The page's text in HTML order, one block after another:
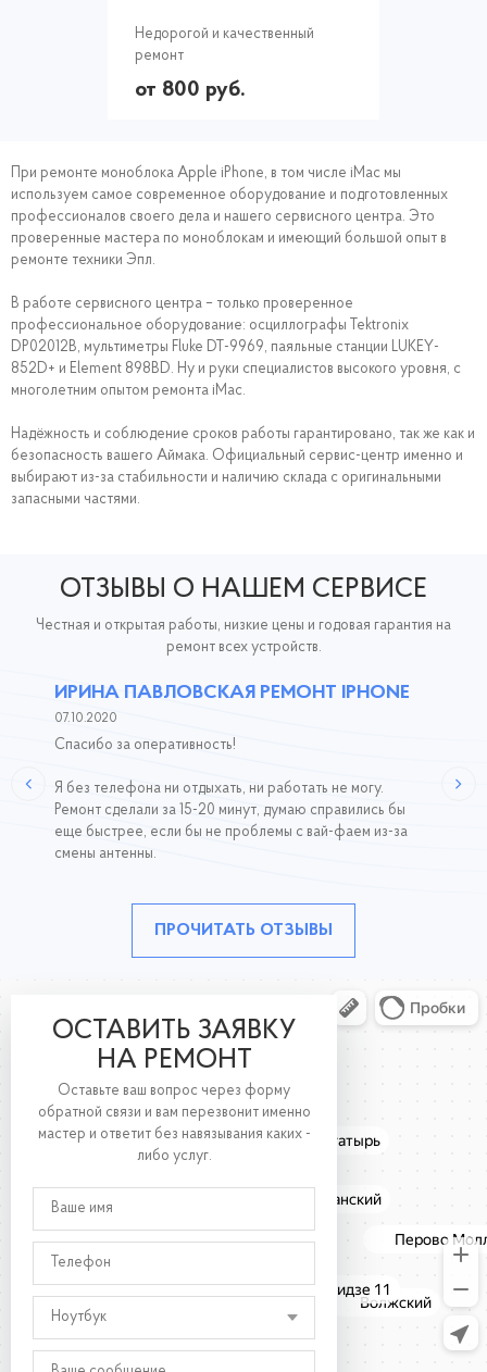
Недорогой и качественный
ремонт
от 800 руб.
При ремонте моноблока Apple iPhone, в том числе iMac мы
используем самое современное оборудование и подготовленных
профессионалов своего дела и нашего сервисного центра. Это
проверенные мастера по моноблокам и имеющий большой опыт в
ремонте техники Эпл.
В работе сервисного центра – только проверенное
профессиональное оборудование: осциллографы Tektronix
DP02012B, мультиметры Fluke DT-9969, паяльные станции LUKEY-
852D+ и Element 898BD. Ну и руки специалистов высокого уровня, с
многолетним опытом ремонта iMac.
Надёжность и соблюдение сроков работы гарантировано, так же как и
безопасность вашего Аймака. Официальный сервис-центр именно и
выбирают из-за стабильности и наличию склада с оригинальными
запасными частями.
ОТЗЫВЫ О НАШЕМ СЕРВИСЕ
Честная и открытая работы, низкие цены и годовая гарантия на
ремонт всех устройств.
ИРИНА ПАВЛОВСКАЯ РЕМОНТ IPHONE
07.10.2020
Спасибо за оперативность!
Я без телефона ни отдыхать, ни работать не могу.
Ремонт сделали за 15-20 минут, думаю справились бы
еще быстрее, если бы не проблемы с вай-фаем из-за
смены антенны.
ПРОЧИТАТЬ ОТЗЫВЫ
ОСТАВИТЬ ЗАЯВКУ
НА РЕМОНТ
Оставьте ваш вопрос через форму
обратной связи и вам перезвонит именно
мастер и ответит без навязывания каких -
либо услуг.
Ноутбук